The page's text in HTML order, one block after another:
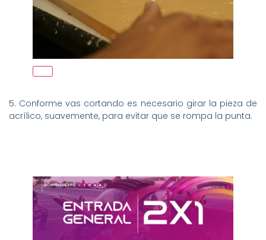
5. Conforme vas cortando es necesario girar la pieza de
acrílico, suavemente, para evitar que se rompa la punta.